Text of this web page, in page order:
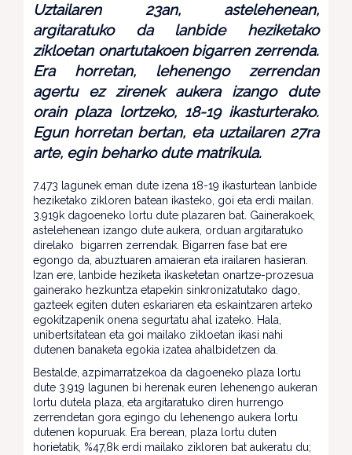
Uztailaren 23an, astelehenean,
argitaratuko da lanbide heziketako
zikloetan onartutakoen bigarren zerrenda.
Era horretan, lehenengo zerrendan
agertu ez zirenek aukera izango dute
orain plaza lortzeko, 18-19 ikasturterako.
Egun horretan bertan, eta uztailaren 27ra
arte, egin beharko dute matrikula.
7.473 lagunek eman dute izena 18-19 ikasturtean lanbide
heziketako zikloren batean ikasteko, goi eta erdi mailan.
3.919k dagoeneko lortu dute plazaren bat. Gainerakoek,
astelehenean izango dute aukera, orduan argitaratuko
direlako bigarren zerrendak. Bigarren fase bat ere
egongo da, abuztuaren amaieran eta irailaren hasieran.
Izan ere, lanbide heziketa ikasketetan onartze-prozesua
gainerako hezkuntza etapekin sinkronizatutako dago,
gazteek egiten duten eskariaren eta eskaintzaren arteko
egokitzapenik onena segurtatu ahal izateko. Hala,
unibertsitatean eta goi mailako zikloetan ikasi nahi
dutenen banaketa egokia izatea ahalbidetzen da.
Bestalde, azpimarratzekoa da dagoeneko plaza lortu
dute 3.919 lagunen bi herenak euren lehenengo aukeran
lortu dutela plaza, eta argitaratuko diren hurrengo
zerrendetan gora egingo du lehenengo aukera lortu
dutenen kopuruak. Era berean, plaza lortu duten
horietatik, %47,8k erdi mailako zikloren bat aukeratu du;